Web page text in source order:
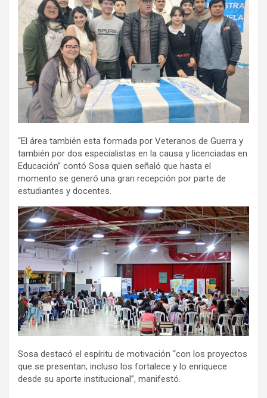
“El área también esta formada por Veteranos de Guerra y
también por dos especialistas en la causa y licenciadas en
Educación” contó Sosa quien señaló que hasta el
momento se generó una gran recepción por parte de
estudiantes y docentes.
Sosa destacó el espíritu de motivación “con los proyectos
que se presentan; incluso los fortalece y lo enriquece
desde su aporte institucional”, manifestó.